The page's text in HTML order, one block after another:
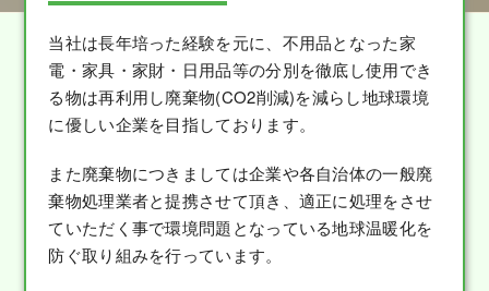
当社は長年培った経験を元に、不用品となった家
電・家具・家財・日用品等の分別を徹底し使用でき
る物は再利用し廃棄物(CO2削減)を減らし地球環境
に優しい企業を目指しております。
また廃棄物につきましては企業や各自治体の一般廃
棄物処理業者と提携させて頂き、適正に処理をさせ
ていただく事で環境問題となっている地球温暖化を
防ぐ取り組みを行っています。